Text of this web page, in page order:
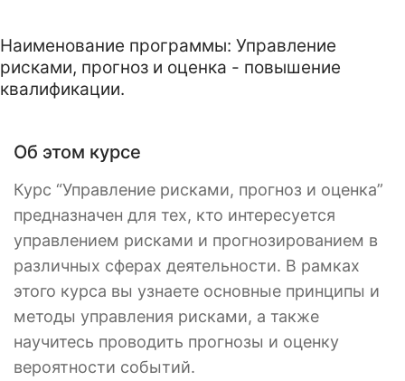
Наименование программы: Управление
рисками, прогноз и оценка - повышение
квалификации.
Об этом курсе
Курс “Управление рисками, прогноз и оценка”
предназначен для тех, кто интересуется
управлением рисками и прогнозированием в
различных сферах деятельности. В рамках
этого курса вы узнаете основные принципы и
методы управления рисками, а также
научитесь проводить прогнозы и оценку
вероятности событий.